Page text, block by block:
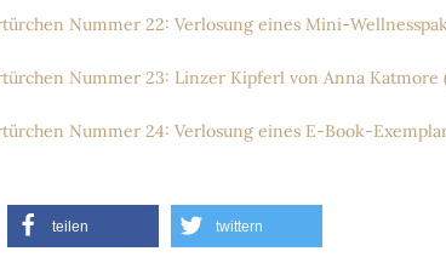
Nummer 22: Verlosung eines Mini-
Nummer 23: Linzer Kipferl von Anna Katmore
Nummer 24: Verlosung eines E-Book-
teilen twittern